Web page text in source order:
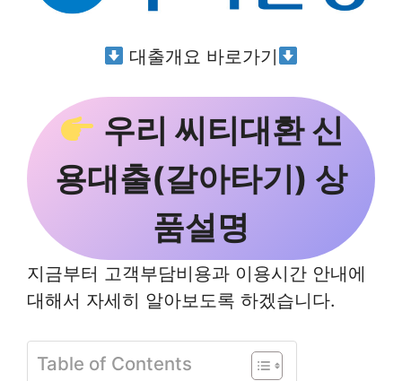
대출개요 바로가기
우리 씨티대환 신
용대출(갈아타기) 상
품설명
지금부터 고객부담비용과 이용시간 안내에
대해서 자세히 알아보도록 하겠습니다.
Table of Contents